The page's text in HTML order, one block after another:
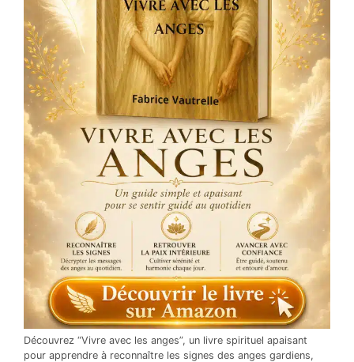
Découvrez “Vivre avec les anges”, un livre spirituel apaisant
pour apprendre à reconnaître les signes des anges gardiens,